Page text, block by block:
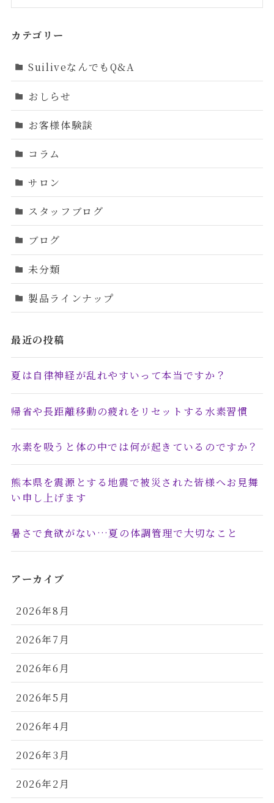
カテゴリー
SuiliveなんでもQ&A
おしらせ
お客様体験談
コラム
サロン
スタッフブログ
ブログ
未分類
製品ラインナップ
最近の投稿
夏は自律神経が乱れやすいって本当ですか？
帰省や長距離移動の疲れをリセットする水素習慣
水素を吸うと体の中では何が起きているのですか？
熊本県を震源とする地震で被災された皆様へお見舞
い申し上げます
暑さで食欲がない…夏の体調管理で大切なこと
アーカイブ
2026年8月
2026年7月
2026年6月
2026年5月
2026年4月
2026年3月
2026年2月